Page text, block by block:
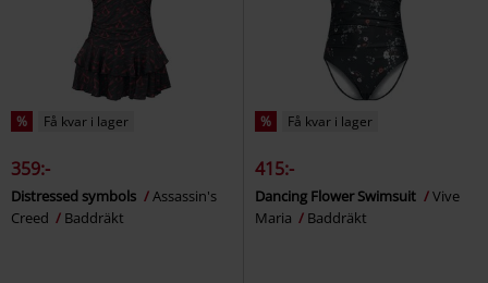
% Få kvar i lager
359:-
Distressed symbols
Assassin's
Creed
Baddräkt
% Få kvar i lager
415:-
Dancing Flower Swimsuit
Vive
Maria
Baddräkt